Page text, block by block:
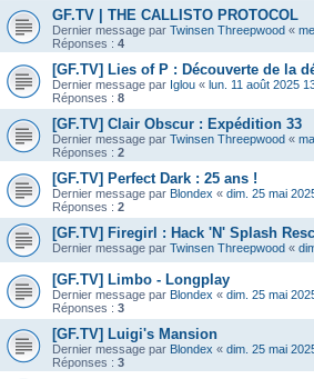
GF.TV | THE CALLISTO PROTOCOL
Dernier message par Twinsen Threepwood «
Réponses : 4
[GF.TV] Lies of P : Découverte de la
Dernier message par Iglou « lun. 11 août 2025
Réponses : 8
[GF.TV] Clair Obscur : Expédition 33
Dernier message par Twinsen Threepwood «
Réponses : 2
[GF.TV] Perfect Dark : 25 ans !
Dernier message par Blondex « dim. 25 mai
Réponses : 2
[GF.TV] Firegirl : Hack 'N' Splash
Dernier message par Twinsen Threepwood «
[GF.TV] Limbo - Longplay
Dernier message par Blondex « dim. 25 mai
Réponses : 3
[GF.TV] Luigi's Mansion
Dernier message par Blondex « dim. 25 mai
Réponses : 3